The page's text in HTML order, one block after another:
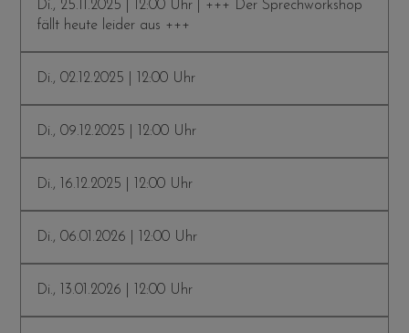
Di., 25.11.2025 | 12:00 Uhr | +++ Der Sprechworkshop
fällt heute leider aus +++
Di., 02.12.2025 | 12:00 Uhr
Di., 09.12.2025 | 12:00 Uhr
Di., 16.12.2025 | 12:00 Uhr
Di., 06.01.2026 | 12:00 Uhr
Di., 13.01.2026 | 12:00 Uhr